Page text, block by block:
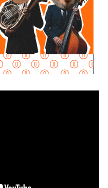
mantiene
el procedimiento
por lo que descartó que
hacia la empresa.
ni de cacería. Al contrario,
ayuden a que la